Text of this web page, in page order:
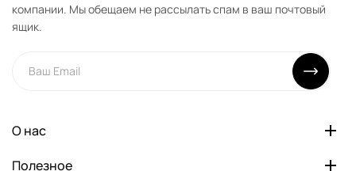
компании. Мы обещаем не рассылать спам в ваш почтовый
ящик.
О нас
Полезное